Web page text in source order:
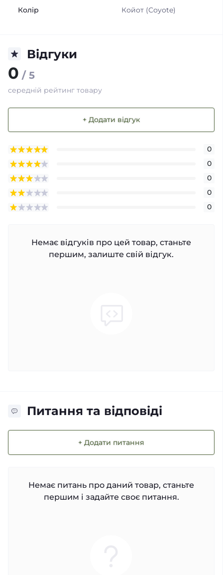
Колір Койот (Coyote)
Відгуки
0 / 5
середній рейтинг товару
+ Додати відгук
0
0
0
0
0
Немає відгуків про цей товар, станьте
першим, залиште свій відгук.
Питання та відповіді
+ Додати питання
Немає питань про даний товар, станьте
першим і задайте своє питання.